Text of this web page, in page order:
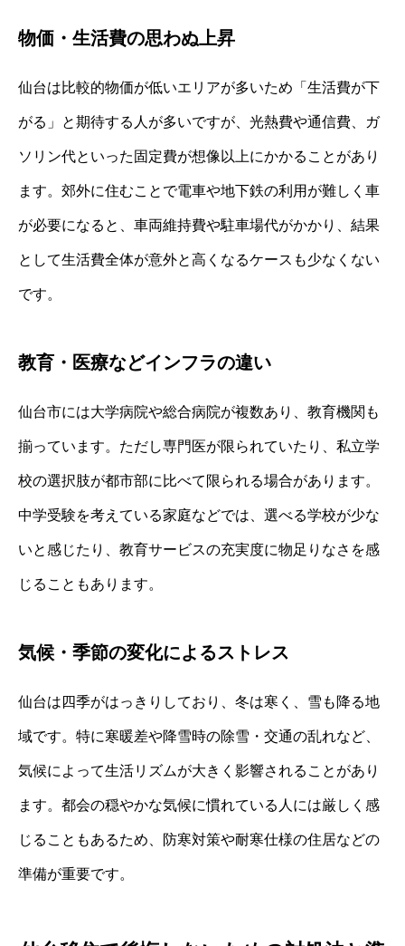
物価・生活費の思わぬ上昇
仙台は比較的物価が低いエリアが多いため「生活費が下
がる」と期待する人が多いですが、光熱費や通信費、ガ
ソリン代といった固定費が想像以上にかかることがあり
ます。郊外に住むことで電車や地下鉄の利用が難しく車
が必要になると、車両維持費や駐車場代がかかり、結果
として生活費全体が意外と高くなるケースも少なくない
です。
教育・医療などインフラの違い
仙台市には大学病院や総合病院が複数あり、教育機関も
揃っています。ただし専門医が限られていたり、私立学
校の選択肢が都市部に比べて限られる場合があります。
中学受験を考えている家庭などでは、選べる学校が少な
いと感じたり、教育サービスの充実度に物足りなさを感
じることもあります。
気候・季節の変化によるストレス
仙台は四季がはっきりしており、冬は寒く、雪も降る地
域です。特に寒暖差や降雪時の除雪・交通の乱れなど、
気候によって生活リズムが大きく影響されることがあり
ます。都会の穏やかな気候に慣れている人には厳しく感
じることもあるため、防寒対策や耐寒仕様の住居などの
準備が重要です。